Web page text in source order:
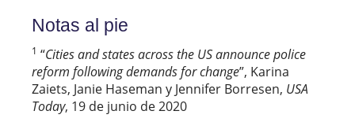
Notas al pie
1 “Cities and states across the US announce police
reform following demands for change”, Karina
Zaiets, Janie Haseman y Jennifer Borresen, USA
Today, 19 de junio de 2020